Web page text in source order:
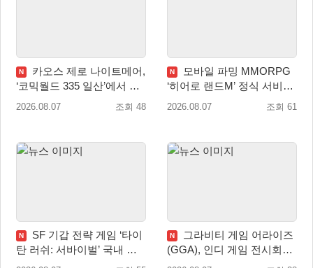
N
카오스 제로 나이트메어,
‘코믹월드 335 일산’에서 이
용자 소통 예고
2026.08.07 조회 48
N
모바일 파밍 MMORPG
‘히어로 랜드M’ 정식 서비스
돌입
2026.08.07 조회 61
N
SF 기갑 전략 게임 ‘타이
탄 러쉬: 서바이벌’ 국내 정
식 출시
N
그라비티 게임 어라이즈
(GGA), 인디 게임 전시회
‘도쿄 게임 던전 13’ 참가!